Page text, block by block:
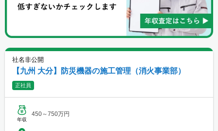
社名非公開
【九州 大分】防災機器の施工管理（消火事業部）
正社員
年収
450～750万円